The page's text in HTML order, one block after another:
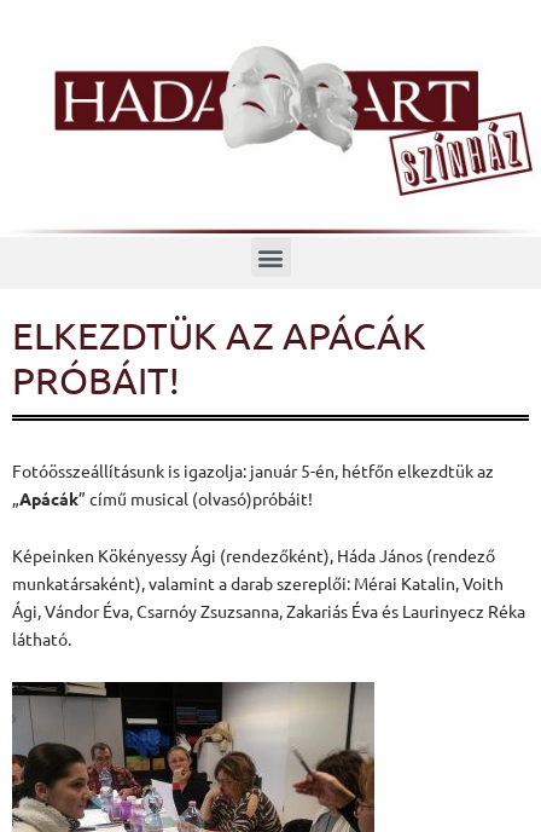
Menü
ELKEZDTÜK AZ APÁCÁK
PRÓBÁIT!
Fotóösszeállításunk is igazolja: január 5-én, hétfőn elkezdtük az
„Apácák” című musical (olvasó)próbáit!
Képeinken Kökényessy Ági (rendezőként), Háda János (rendező
munkatársaként), valamint a darab szereplői: Mérai Katalin, Voith
Ági, Vándor Éva, Csarnóy Zsuzsanna, Zakariás Éva és Laurinyecz Réka
látható.